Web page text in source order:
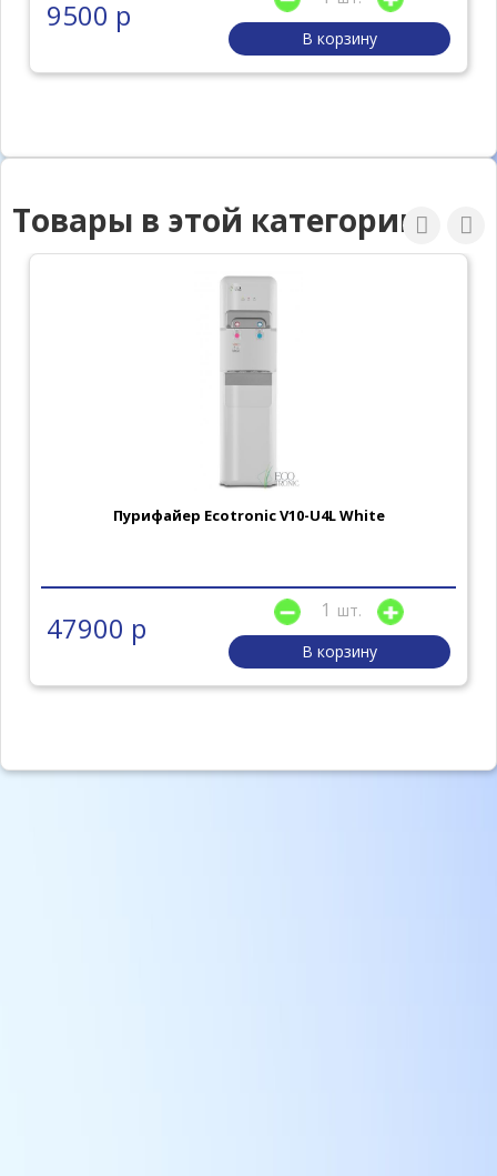
9500 р
В корзину
Товары в этой категории
Пурифайер Ecotronic V10-U4L White
47900 р
шт.
В корзину